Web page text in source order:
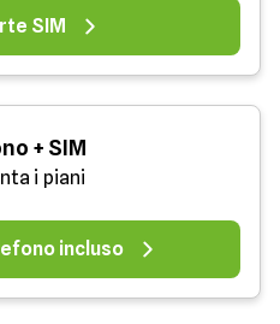
SIM
+ SIM
i piani
incluso